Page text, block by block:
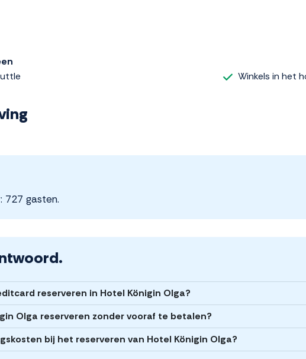
Winkels in het
727 gasten.
reserveren in Hotel Königin Olga?
Olga reserveren zonder vooraf te betalen?
bij het reserveren van Hotel Königin Olga?